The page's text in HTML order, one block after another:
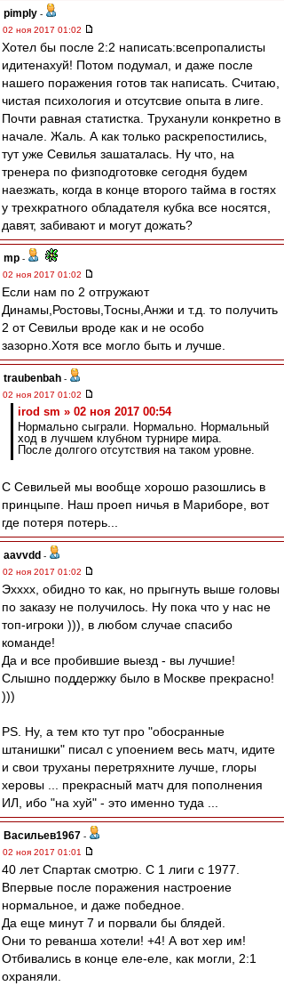
pimply -
02 ноя 2017 01:02
Хотел бы после 2:2 написать:всепропалисты
идитенахуй! Потом подумал, и даже после
нашего поражения готов так написать. Считаю,
чистая психология и отсутсвие опыта в лиге.
Почти равная статистка. Труханули конкретно в
начале. Жаль. А как только раскрепостились,
тут уже Севилья зашаталась. Ну что, на
тренера по физподготовке сегодня будем
наезжать, когда в конце второго тайма в гостях
у трехкратного обладателя кубка все носятся,
давят, забивают и могут дожать?
mp -
02 ноя 2017 01:02
Если нам по 2 отгружают
Динамы,Ростовы,Тосны,Анжи и т.д. то получить
2 от Севильи вроде как и не особо
зазорно.Хотя все могло быть и лучше.
traubenbah -
02 ноя 2017 01:02
irod sm » 02 ноя 2017 00:54
Нормально сыграли. Нормально. Нормальный
ход в лучшем клубном турнире мира.
После долгого отсутствия на таком уровне.
С Севильей мы вообще хорошо разошлись в
принцыпе. Наш проеп ничья в Мариборе, вот
где потеря потерь...
aavvdd -
02 ноя 2017 01:02
Эхххх, обидно то как, но прыгнуть выше головы
по заказу не получилось. Ну пока что у нас не
топ-игроки ))), в любом случае спасибо
команде!
Да и все пробившие выезд - вы лучшие!
Слышно поддержку было в Москве прекрасно!
)))
PS. Ну, а тем кто тут про "обосранные
штанишки" писал с упоением весь матч, идите
и свои труханы перетряхните лучше, глоры
херовы ... прекрасный матч для пополнения
ИЛ, ибо "на хуй" - это именно туда ...
Васильев1967 -
02 ноя 2017 01:01
40 лет Спартак смотрю. С 1 лиги с 1977.
Впервые после поражения настроение
нормальное, и даже победное.
Да еще минут 7 и порвали бы блядей.
Они то реванша хотели! +4! А вот хер им!
Отбивались в конце еле-еле, как могли, 2:1
охраняли.